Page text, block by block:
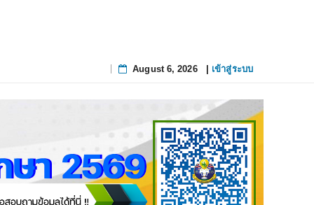
August 6, 2026| เข้าสู่ระบบ